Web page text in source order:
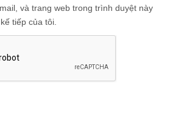
và trang web trong trình duyệt này
tiếp của tôi.